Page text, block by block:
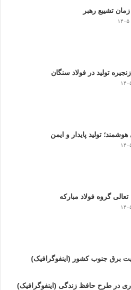
تشییع رهبر
تولید در فولاد سنگان
تولید پایدار و ایمن
گروه فولاد مبارکه
برق جنوب کشور (اینفوگرافیک)
در طرح حافظ زندگی (اینفوگرافیک)